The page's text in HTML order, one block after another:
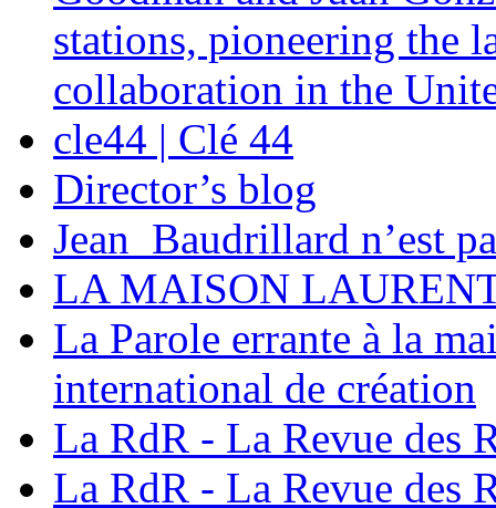
stations, pioneering the
collaboration in the
cle44 | Clé 44
Director’s blog
Jean_Baudrillard n’est
LA MAISON
La Parole errante à la
international de création
La RdR - La Revue des
La RdR - La Revue des